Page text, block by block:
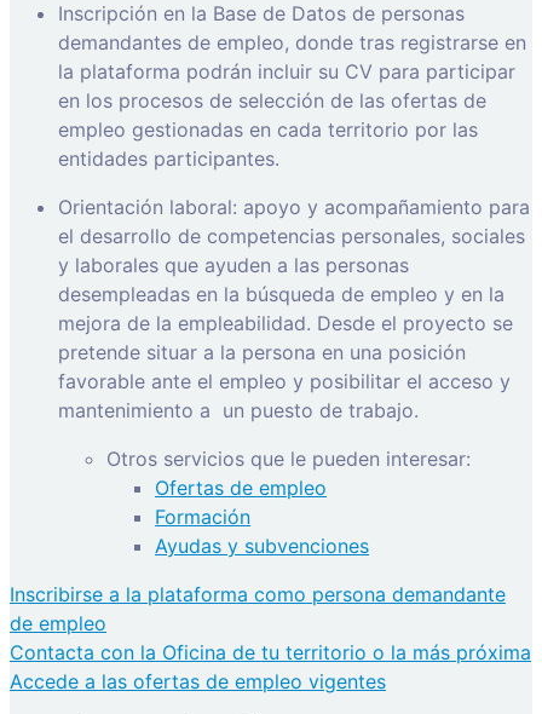
Inscripción en la Base de Datos de personas
demandantes de empleo, donde tras registrarse en
la plataforma podrán incluir su CV para participar
en los procesos de selección de las ofertas de
empleo gestionadas en cada territorio por las
entidades participantes.
Orientación laboral: apoyo y acompañamiento para
el desarrollo de competencias personales, sociales
y laborales que ayuden a las personas
desempleadas en la búsqueda de empleo y en la
mejora de la empleabilidad. Desde el proyecto se
pretende situar a la persona en una posición
favorable ante el empleo y posibilitar el acceso y
mantenimiento a un puesto de trabajo.
Otros servicios que le pueden interesar:
Ofertas de empleo
Formación
Ayudas y subvenciones
Inscribirse a la plataforma como persona demandante
de empleo
Contacta con la Oficina de tu territorio o la más próxima
Accede a las ofertas de empleo vigentes